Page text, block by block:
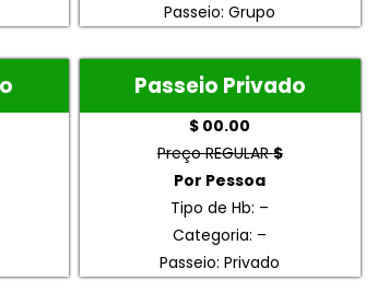
Passeio: Grupo
Passeio Privado
$ 00.00
Preço REGULAR$
Por Pessoa
Tipo de Hb: –
Categoria: –
Passeio: Privado